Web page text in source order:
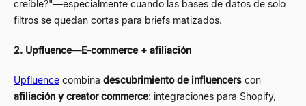
creíble?"—especialmente cuando las bases de datos de solo
filtros se quedan cortas para briefs matizados.
2. Upfluence—E-commerce + afiliación
Upfluence combina descubrimiento de influencers con
afiliación y creator commerce: integraciones para Shopify,